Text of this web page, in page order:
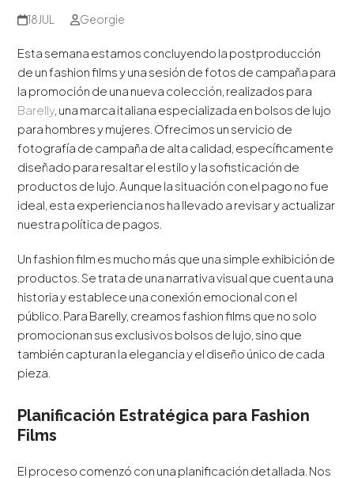
18JUL Georgie
Esta semana estamos concluyendo la postproducción
de un fashion films y una sesión de fotos de campaña para
la promoción de una nueva colección, realizados para
Barelly, una marca italiana especializada en bolsos de lujo
para hombres y mujeres. Ofrecimos un servicio de
fotografía de campaña de alta calidad, específicamente
diseñado para resaltar el estilo y la sofisticación de
productos de lujo. Aunque la situación con el pago no fue
ideal, esta experiencia nos ha llevado a revisar y actualizar
nuestra política de pagos.
Un fashion film es mucho más que una simple exhibición de
productos. Se trata de una narrativa visual que cuenta una
historia y establece una conexión emocional con el
público. Para Barelly, creamos fashion films que no solo
promocionan sus exclusivos bolsos de lujo, sino que
también capturan la elegancia y el diseño único de cada
pieza.
Planificación Estratégica para Fashion
Films
El proceso comenzó con una planificación detallada. Nos